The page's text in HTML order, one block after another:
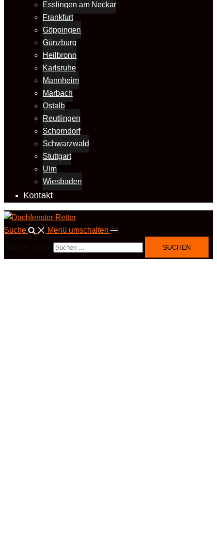
Esslingen am Neckar
Frankfurt
Göppingen
Günzburg
Heilbronn
Karlsruhe
Mannheim
Marbach
Ostalb
Reutlingen
Schorndorf
Schwarzwald
Stuttgart
Ulm
Wiesbaden
Kontakt
Suche Menü umschalten